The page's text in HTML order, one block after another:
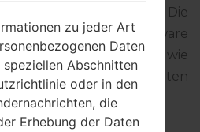
geliefert. Die
der angegebenen Firmware
Detalierte Anleitung, wie
auf Samsung-Geräten
zu jeder Art
Daten
Abschnitten
oder in den
die
Erhebung der Daten